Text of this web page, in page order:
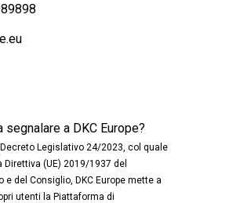
segnalare a DKC Europe?
Legislativo 24/2023, col quale
Direttiva (UE) 2019/1937 del
e del Consiglio, DKC Europe mette a
utenti la Piattaforma di